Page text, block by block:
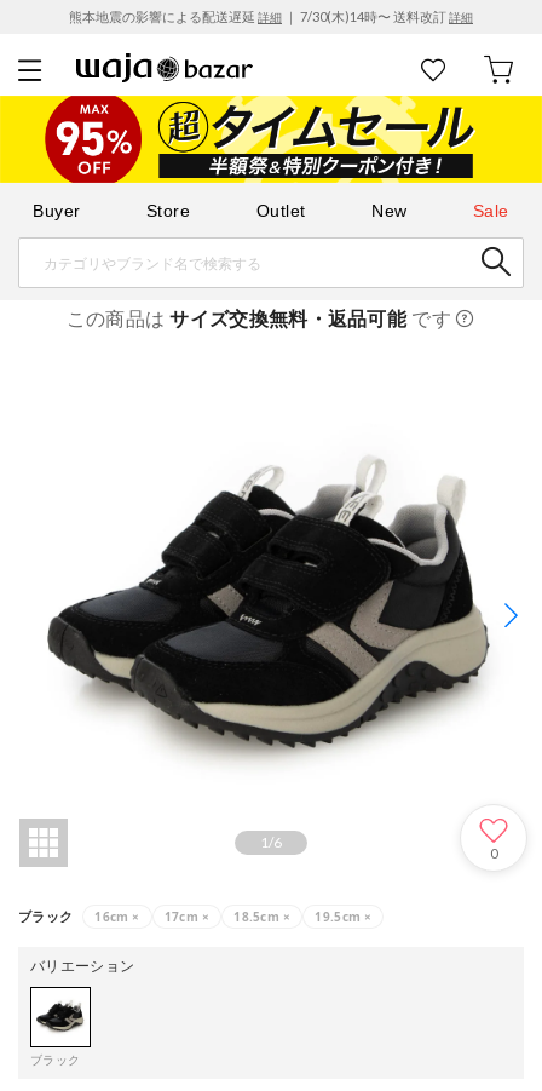
熊本地震の影響による配送遅延 詳細 ｜ 7/30(木)14時〜 送料改訂詳細
Buyer Store Outlet New Sale
この商品はサイズ交換無料・返品可能です
1 /6
0
ブラック 16cm × 17cm × 18.5cm × 19.5cm ×
バリエーション
ブラック